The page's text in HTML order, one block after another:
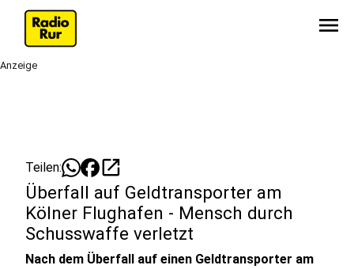
menu
Anzeige
Teilen: open_in_new
Überfall auf Geldtransporter am
Kölner Flughafen - Mensch durch
Schusswaffe verletzt
Nach dem Überfall auf einen Geldtransporter am